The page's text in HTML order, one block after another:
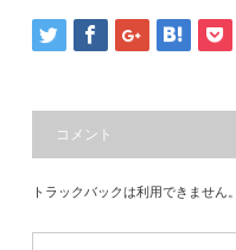
コメント
トラックバックは利用できません。